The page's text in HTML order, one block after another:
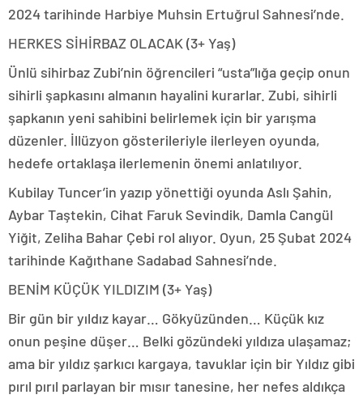
2024 tarihinde Harbiye Muhsin Ertuğrul Sahnesi’nde.
HERKES SİHİRBAZ OLACAK (3+ Yaş)
Ünlü sihirbaz Zubi’nin öğrencileri “usta”lığa geçip onun
sihirli şapkasını almanın hayalini kurarlar. Zubi, sihirli
şapkanın yeni sahibini belirlemek için bir yarışma
düzenler. İllüzyon gösterileriyle ilerleyen oyunda,
hedefe ortaklaşa ilerlemenin önemi anlatılıyor.
Kubilay Tuncer’in yazıp yönettiği oyunda Aslı Şahin,
Aybar Taştekin, Cihat Faruk Sevindik, Damla Cangül
Yiğit, Zeliha Bahar Çebi rol alıyor. Oyun, 25 Şubat 2024
tarihinde Kağıthane Sadabad Sahnesi’nde.
BENİM KÜÇÜK YILDIZIM (3+ Yaş)
Bir gün bir yıldız kayar… Gökyüzünden… Küçük kız
onun peşine düşer… Belki gözündeki yıldıza ulaşamaz;
ama bir yıldız şarkıcı kargaya, tavuklar için bir Yıldız gibi
pırıl pırıl parlayan bir mısır tanesine, her nefes aldıkça